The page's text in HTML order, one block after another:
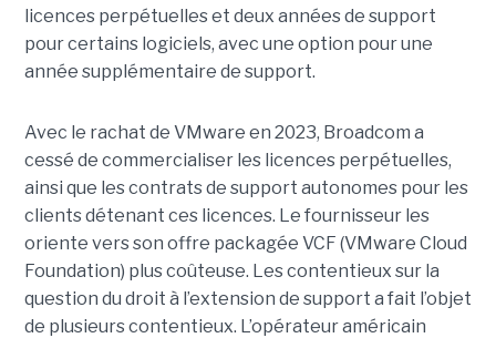
licences perpétuelles et deux années de support
pour certains logiciels, avec une option pour une
année supplémentaire de support.
Avec le rachat de VMware en 2023, Broadcom a
cessé de commercialiser les licences perpétuelles,
ainsi que les contrats de support autonomes pour les
clients détenant ces licences. Le fournisseur les
oriente vers son offre packagée VCF (VMware Cloud
Foundation) plus coûteuse. Les contentieux sur la
question du droit à l’extension de support a fait l’objet
de plusieurs contentieux. L’opérateur américain